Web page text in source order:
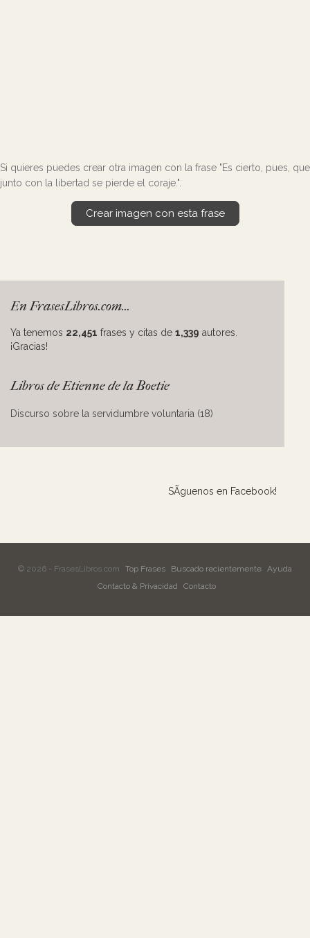
Si quieres puedes crear otra imagen con la frase "Es cierto, pues, que
junto con la libertad se pierde el coraje.".
Crear imagen con esta frase
En FrasesLibros.com...
Ya tenemos 22,451 frases y citas de 1,339 autores.
¡Gracias!
Libros de Etienne de la Boetie
Discurso sobre la servidumbre voluntaria (18)
SÃ­guenos en Facebook!
© 2026 - FrasesLibros.com Top Frases Buscado recientemente Ayuda
Contacto & Privacidad
Contacto